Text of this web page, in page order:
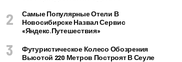
Самые Популярные Отели В
Новосибирске Назвал Сервис
«Яндекс.Путешествия»
Футуристическое Колесо Обозрения
Высотой 220 Метров Построят В Сеуле